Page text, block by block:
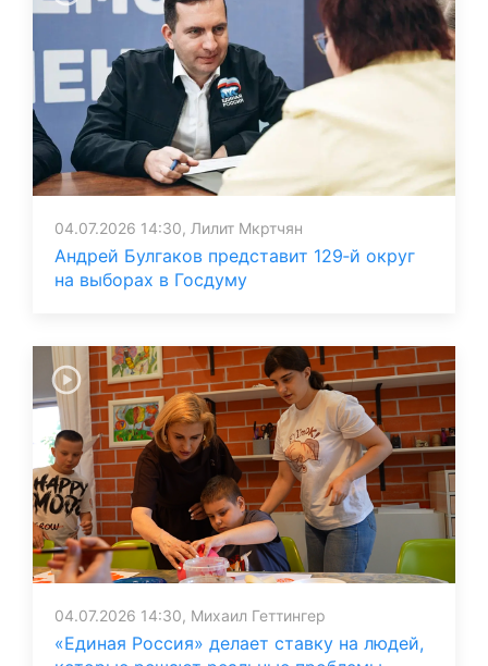
04.07.2026 14:30, Лилит Мкртчян
Андрей Булгаков представит 129‑й округ
на выборах в Госдуму
04.07.2026 14:30, Михаил Геттингер
«Единая Россия» делает ставку на людей,